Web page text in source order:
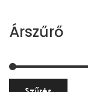
Árszűrő